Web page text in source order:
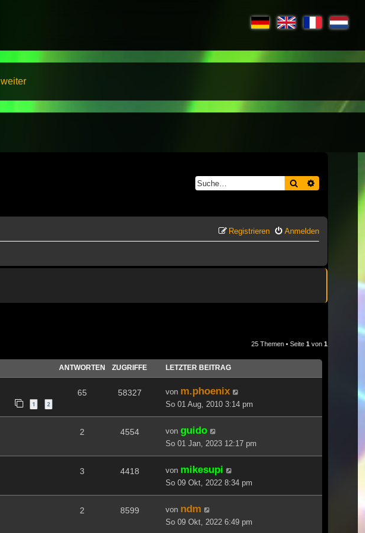
Suche
Anmelden
Registrieren
25 Themen • Seite 1 von 1
ANTWORTEN ZUGRIFFE LETZTER BEITRAG
1 2
65 58327 von m.phoenix
So 01 Aug, 2010 3:14 pm
2 4554 von guido
So 01 Jan, 2023 12:17 pm
3 4418 von mikesupi
So 09 Okt, 2022 8:34 pm
2 8599 von ndm
So 09 Okt, 2022 6:49 pm